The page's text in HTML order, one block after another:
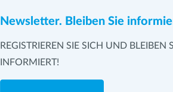
Newsletter. Bleiben Sie
REGISTRIEREN SIE SICH UND BLEIBEN
INFORMIERT!